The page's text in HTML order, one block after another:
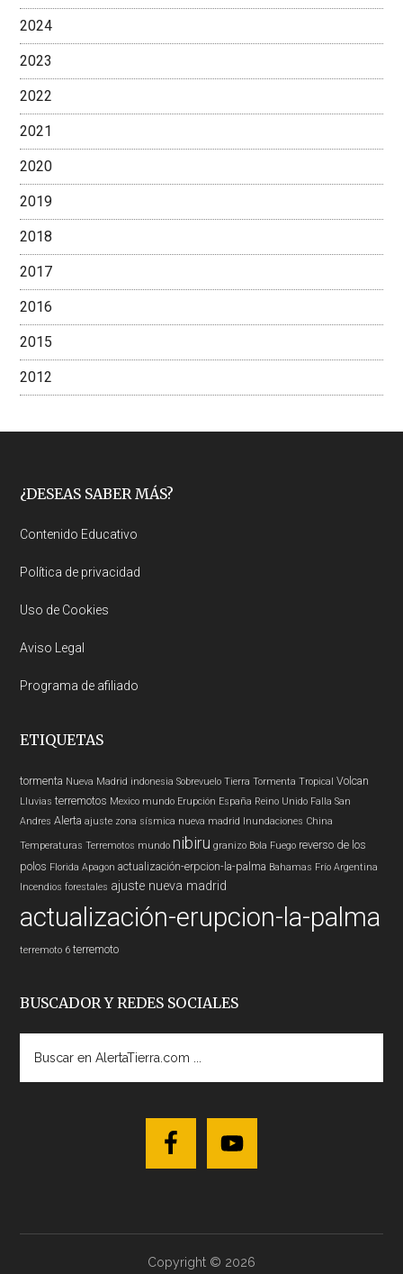
2024
2023
2022
2021
2020
2019
2018
2017
2016
2015
2012
Footer
¿DESEAS SABER MÁS?
Contenido Educativo
Política de privacidad
Uso de Cookies
Aviso Legal
Programa de afiliado
ETIQUETAS
tormenta Nueva Madrid indonesia Sobrevuelo Tierra Tormenta Tropical Volcan
Lluvias terremotos Mexico mundo Erupción España Reino Unido Falla San
Andres Alerta ajuste zona sísmica nueva madrid Inundaciones China
Temperaturas Terremotos mundo nibiru granizo Bola Fuego reverso de los
polos Florida Apagon actualización-erpcion-la-palma Bahamas Frío Argentina
Incendios forestales ajuste nueva madrid
actualización-erupcion-la-palma
terremoto 6 terremoto
BUSCADOR Y REDES SOCIALES
AlertaTierra.com
Copyright © 2026